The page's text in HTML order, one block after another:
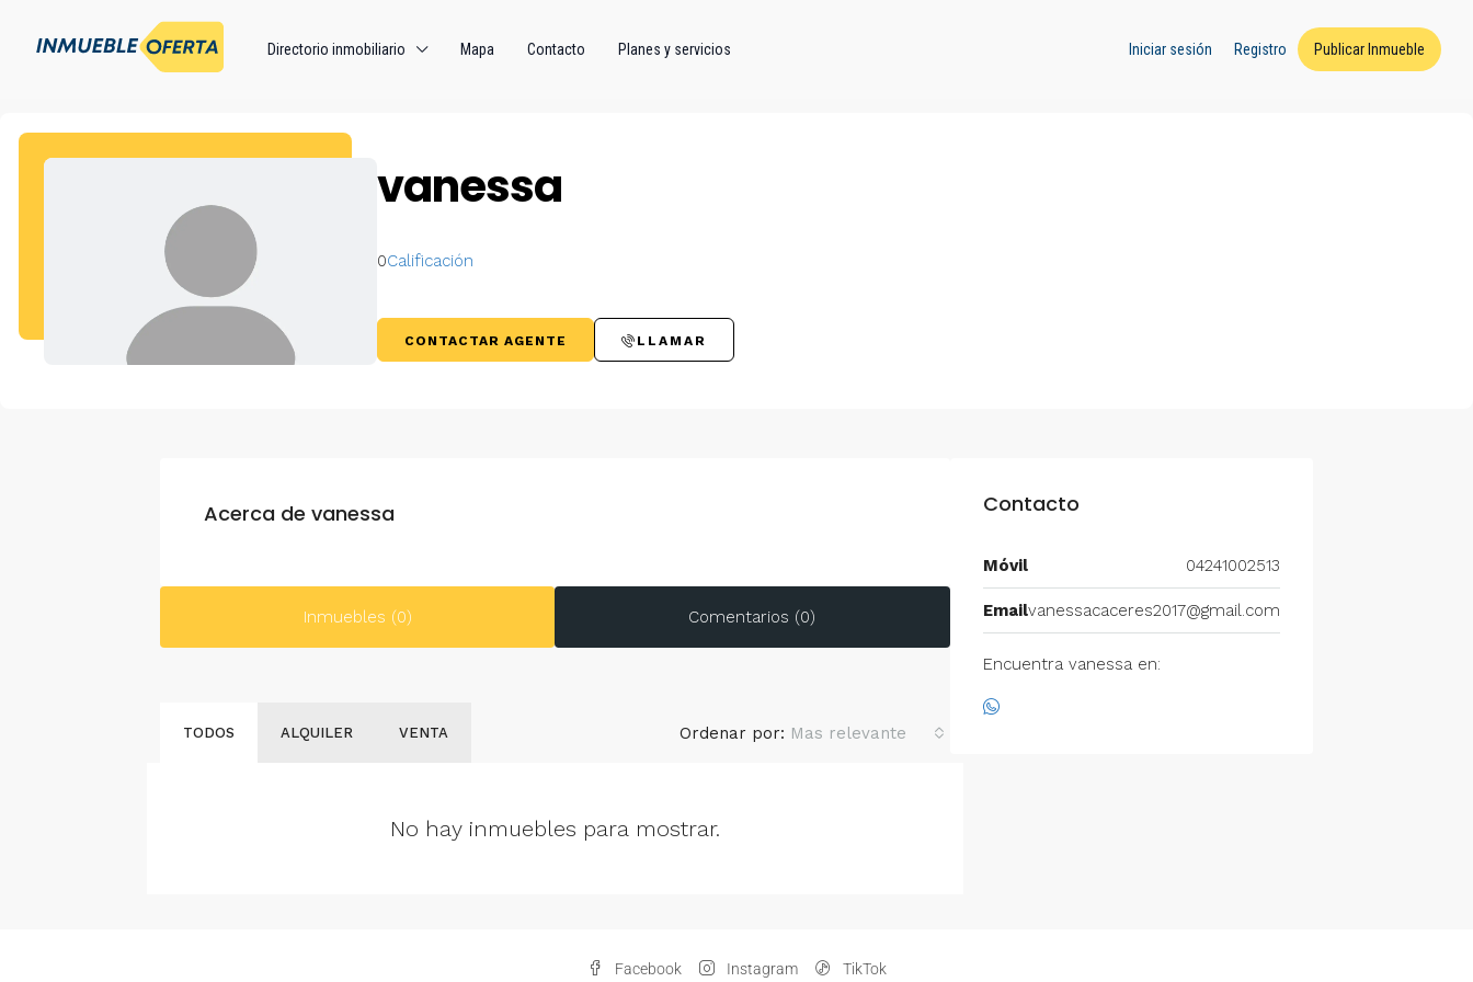
Directorio inmobiliario Mapa Contacto Planes y servicios Iniciar sesión Registro Publicar Inmueble
vanessa
0Calificación
CONTACTAR AGENTE LLAMAR
Acerca de vanessa
Inmuebles (0) Comentarios (0)
TODOS ALQUILER VENTA Ordenar por: Mas relevante
No hay inmuebles para mostrar.
Contacto
Móvil 04241002513
Emailvanessacaceres2017@gmail.com
Encuentra vanessa en:
Facebook Instagram TikTok